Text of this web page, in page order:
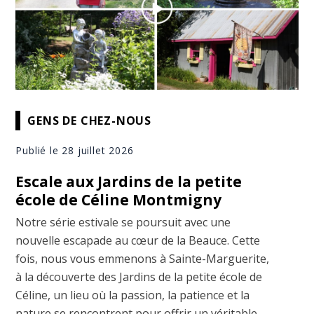
GENS DE CHEZ-NOUS
Publié le 28 juillet 2026
Escale aux Jardins de la petite
école de Céline Montmigny
Notre série estivale se poursuit avec une
nouvelle escapade au cœur de la Beauce. Cette
fois, nous vous emmenons à Sainte-Marguerite,
à la découverte des Jardins de la petite école de
Céline, un lieu où la passion, la patience et la